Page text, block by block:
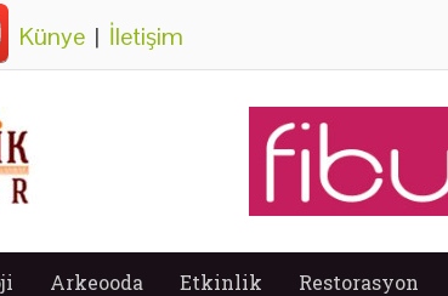
Künye | İletişim
Arkeooda Etkinlik Restorasyon